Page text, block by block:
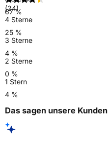
(24)
67 %
4 Sterne
25 %
3 Sterne
4 %
2 Sterne
0 %
1 Stern
4 %
Das sagen unsere Kunden